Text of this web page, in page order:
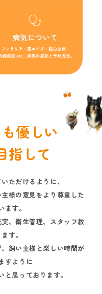
優しい
指して
ただけるように、
様の意見をより尊重した
す。
、衛生管理、スタッフ教
す。
飼い主様と楽しい時間が
すように
思っております。